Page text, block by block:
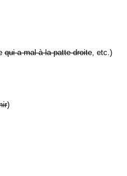
qui a mal à la patte droite, etc.)
)